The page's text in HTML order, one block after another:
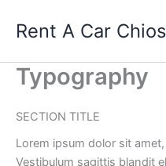
Rent A Car Chios
Typography
SECTION TITLE
Lorem ipsum dolor sit
Vestibulum sagittis blandit